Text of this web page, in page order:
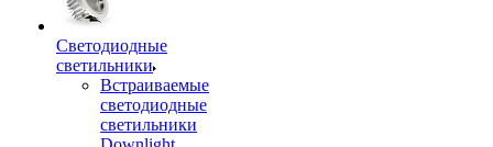
Светодиодные
светильники
Встраиваемые
светодиодные
светильники